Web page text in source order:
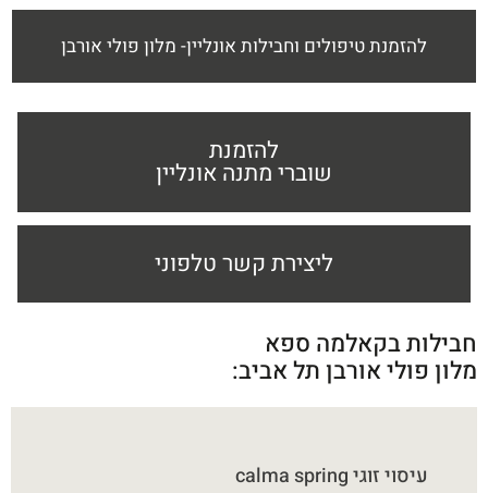
חבילות בקאלמה ספא
מלון פולי אורבן תל אביב:
עיסוי זוגי calma spring
להזמנת טיפולים וחבילות אונליין- מלון פולי אורבן
להזמנת
שוברי מתנה אונליין
ליצירת קשר טלפוני